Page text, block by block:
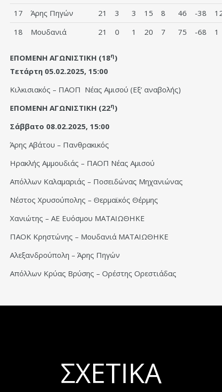
17 Άρης Πηγών 21 3 3 15 8 46 -38
18
Μουδανιά 21 0 1 20 7 75 -68 1
ΕΠΟΜΕΝΗ ΑΓΩΝΙΣΤΙΚΗ (18η)
Τετάρτη 05.02.2025, 15:00
Κιλκισιακός – ΠΑΟΠ Νέας Αμισού (Εξ’ αναβολής)
ΕΠΟΜΕΝΗ ΑΓΩΝΙΣΤΙΚΗ (22η)
Σάββατο 08.02.2025, 15:00
Άρης Αβάτου – Πανθρακικός
Ηρακλής Αμμουδιάς – ΠΑΟΠ Νέας Αμισού
Απόλλων Καλαμαριάς – Ποσειδώνας Μηχανιώνας
Νέστος Χρυσούπολης – Θερμαϊκός Θέρμης
Χανιώτης – ΑΕ Ευόσμου ΜΑΤΑΙΩΘΗΚΕ
ΠΑΟΚ Κρηστώνης – Μουδανιά ΜΑΤΑΙΩΘΗΚΕ
Αλεξανδρούπολη – Άρης Πηγών
Απόλλων Κρύας Βρύσης – Ορέστης Ορεστιάδας
ΣΧΕΤΙΚΆ